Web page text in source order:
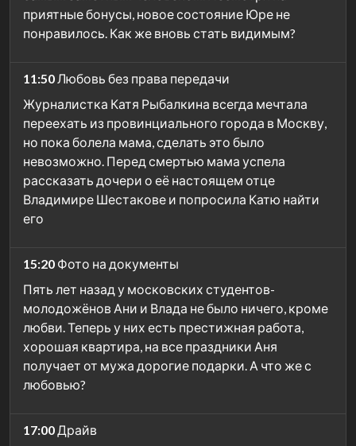
приятные бонусы, новое состояние Юре не
понравилось. Как же вновь стать видимым?
11:50Любовь без права передачи
Журналистка Катя Рыбалкина всегда мечтала
переехать из провинциального города в Москву,
но пока болела мама, сделать это было
невозможно. Перед смертью мама успела
рассказать дочери о её настоящем отце
Владимире Шестакове и попросила Катю найти
его
15:20 Фото на документы
Пять лет назад у московских студентов-
молодожёнов Ани и Влада не было ничего, кроме
любви. Теперь у них есть престижная работа,
хорошая квартира, на все праздники Аня
получает от мужа дорогие подарки. А что же с
любовью?
17:00Драйв